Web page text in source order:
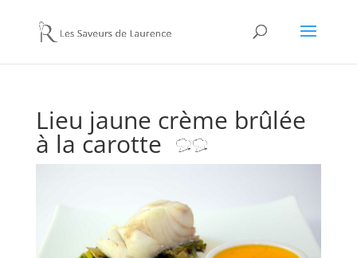
Lieu jaune crème brûlée
à la carotte